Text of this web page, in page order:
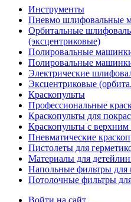
Инструменты
Пневмо шлифовальные
Орбитальные
(эксцентриковые)
Полировальные
Полировальные
Электрические
Эксцентриковые
Краскопульты
Профессиональные
Краскопульты для
Краскопульты с верхним
Пневматические
Пистолеты для
Материалы для
Напольные фильтры для
Потолочные фильтры
Войти на сайт